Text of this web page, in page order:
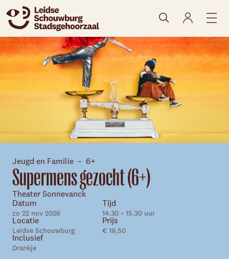
Skip navigatie
naar agenda
Jeugd en Familie 6+
Supermens gezocht (6+)
Theater Sonnevanck
Datum
zo 22 nov 2026
Tijd
14.30 ~ 15.30 uur
Locatie
Leidse Schouwburg
Prijs
€ 19,50
Inclusief
Drankje